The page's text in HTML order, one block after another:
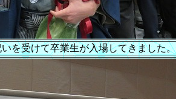
を受けて卒業生が入場してきました。